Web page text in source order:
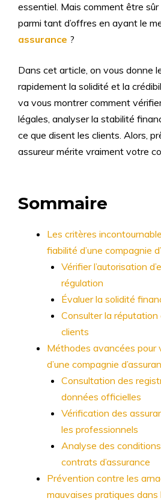
essentiel. Mais comment être
parmi tant d’offres en ayant le
assurance ?
Dans cet article, on vous donne
rapidement la solidité et la
va vous montrer comment
légales, analyser la stabilité
ce que disent les clients. Alors,
assureur mérite vraiment votre
Sommaire
Les critères
fiabilité d’une compagnie
Vérifier l’autorisation
régulation
Évaluer la solidité
Consulter la
clients
Méthodes avancées pour
d’une compagnie
Consultation des
données officielles
Vérification des
les professionnels
Analyse des
contrats d’assurance
Prévention contre les
mauvaises pratiques dans